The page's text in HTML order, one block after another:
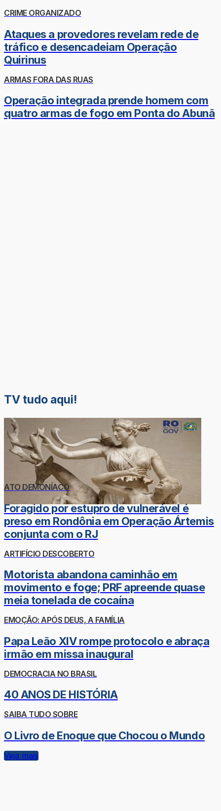
CRIME ORGANIZADO
Ataques a provedores revelam rede de
tráfico e desencadeiam Operação
Quirinus
ARMAS FORA DAS RUAS
Operação integrada prende homem com
quatro armas de fogo em Ponta do Abunã
TV tudo aqui!
ATO DEMONÍACO
Foragido por estupro de vulnerável é
preso em Rondônia em Operação Ártemis
conjunta com o RJ
ARTIFÍCIO DESCOBERTO
Motorista abandona caminhão em
movimento e foge; PRF apreende quase
meia tonelada de cocaína
EMOÇÃO: APÓS DEUS, A FAMÍLIA
Papa Leão XIV rompe protocolo e abraça
irmão em missa inaugural
DEMOCRACIA NO BRASIL
40 ANOS DE HISTÓRIA
SAIBA TUDO SOBRE
O Livro de Enoque que Chocou o Mundo
Veja mais